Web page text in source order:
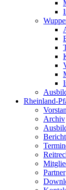
Rheinland-
Archiv
Partner